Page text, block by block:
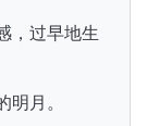
，过早地生
月。